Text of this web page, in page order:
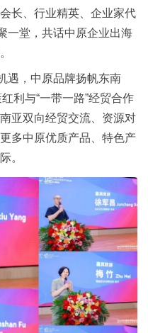
长、行业精英、企业家代
一堂，共话中原企业出海
遇，中原品牌扬帆东南
利与“一带一路”经贸合作
亚双向经贸交流、资源对
多中原优质产品、特色产
。